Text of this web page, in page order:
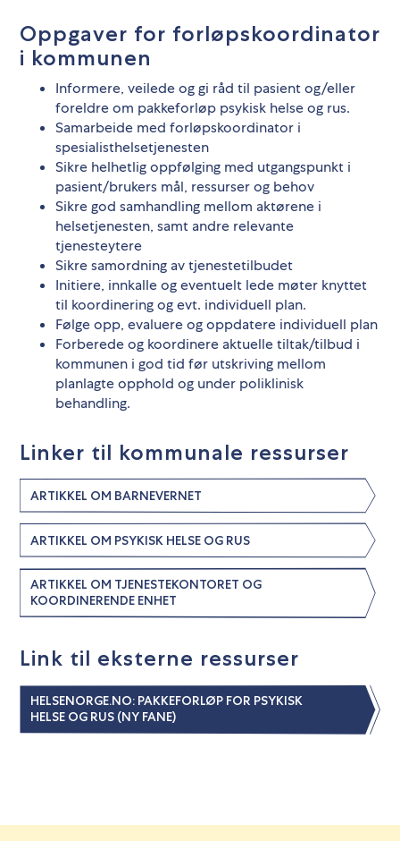
Oppgaver for forløpskoordinator
i kommunen
Informere, veilede og gi råd til pasient og/eller
foreldre om pakkeforløp psykisk helse og rus.
Samarbeide med forløpskoordinator i
spesialisthelsetjenesten
Sikre helhetlig oppfølging med utgangspunkt i
pasient/brukers mål, ressurser og behov
Sikre god samhandling mellom aktørene i
helsetjenesten, samt andre relevante
tjenesteytere
Sikre samordning av tjenestetilbudet
Initiere, innkalle og eventuelt lede møter knyttet
til koordinering og evt. individuell plan.
Følge opp, evaluere og oppdatere individuell plan
Forberede og koordinere aktuelle tiltak/tilbud i
kommunen i god tid før utskriving mellom
planlagte opphold og under poliklinisk
behandling.
Linker til kommunale ressurser
ARTIKKEL OM BARNEVERNET
ARTIKKEL OM PSYKISK HELSE OG RUS
ARTIKKEL OM TJENESTEKONTORET OG
KOORDINERENDE ENHET
Link til eksterne ressurser
HELSENORGE.NO: PAKKEFORLØP FOR PSYKISK
HELSE OG RUS (NY FANE)